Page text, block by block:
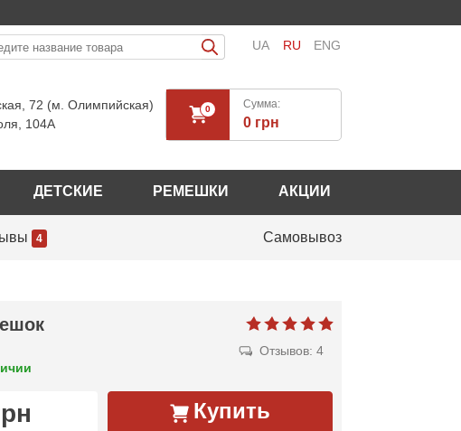
UA RU ENG
72 (м. Олимпийская)
104А
0 Cумма:
0 грн
ДЕТСКИЕ РЕМЕШКИ АКЦИИ
4 Самовывоз
Отзывов: 4
Купить